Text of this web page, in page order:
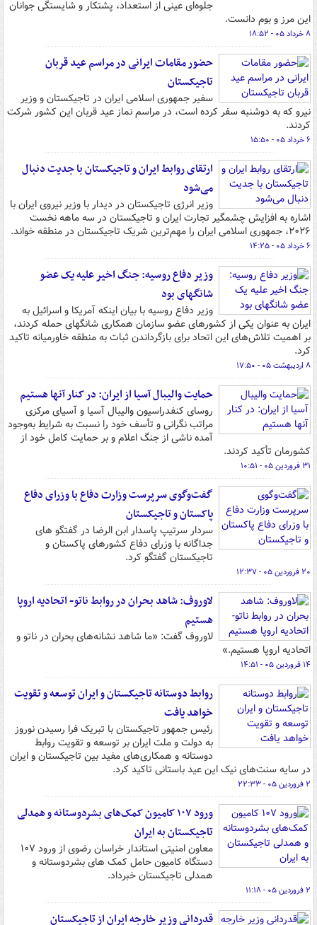
جلوه‌ای عینی از استعداد، پشتکار و شایستگی جوانان
این مرز و بوم دانست.
۸ خرداد ۰۵ - ۱۸:۵۲
حضور مقامات ایرانی در مراسم عید قربان
تاجیکستان
سفیر جمهوری اسلامی ایران در تاجیکستان و وزیر
نیرو که به دوشنبه سفر کرده است، در مراسم نماز عید قربان این کشور شرکت
کردند.
۶ خرداد ۰۵ - ۱۵:۵۰
ارتقای روابط ایران و تاجیکستان با جدیت دنبال
می‌شود
وزیر انرژی تاجیکستان در دیدار با وزیر نیروی ایران با
اشاره به افزایش چشمگیر تجارت ایران و تاجیکستان در سه ماهه نخست
۲۰۲۶، جمهوری اسلامی ایران را مهم‌ترین شریک تاجیکستان در منطقه خواند.
۶ خرداد ۰۵ - ۱۴:۲۵
وزیر دفاع روسیه: جنگ اخیر علیه یک عضو
شانگهای بود
وزیر دفاع روسیه با بیان اینکه آمریکا و اسرائیل به
ایران به عنوان یکی از کشورهای عضو سازمان همکاری شانگهای حمله کردند،
بر اهمیت تلاش‌های این اتحاد برای بازگرداندن ثبات به منطقه خاورمیانه تاکید
کرد.
۸ اردیبهشت ۰۵ - ۱۷:۵۰
حمایت والیبال آسیا از ایران: در کنار آنها هستیم
روسای کنفدراسیون والیبال آسیا و آسیای مرکزی
مراتب نگرانی و تأسف خود را نسبت به شرایط به‌وجود
آمده ناشی از جنگ اعلام و بر حمایت کامل خود از
کشورمان تأکید کردند.
۳۱ فروردین ۰۵ - ۱۰:۵۱
گفت‌وگوی سرپرست وزارت دفاع با وزرای دفاع
پاکستان و تاجیکستان
سردار سرتیپ پاسدار ابن الرضا در گفتگو های
جداگانه با وزرای دفاع کشورهای پاکستان و
تاجیکستان گفتگو کرد.
۲۰ فروردین ۰۵ - ۱۲:۳۷
لاوروف: شاهد بحران در روابط ناتو- اتحادیه اروپا
هستیم
لاوروف گفت: «ما شاهد نشانه‌های بحران در ناتو و
اتحادیه اروپا هستیم.»
۱۴ فروردین ۰۵ - ۱۴:۵۱
روابط دوستانه تاجیکستان و ایران توسعه و تقویت
خواهد یافت
رئیس جمهور تاجیکستان با تبریک فرا رسیدن نوروز
به دولت و ملت ایران بر توسعه و تقویت روابط
دوستانه و همکاری‌های مفید بین تاجیکستان و ایران
در سایه سنت‌های نیک این عید باستانی تاکید کرد.
۲ فروردین ۰۵ - ۲۲:۳۳
ورود ۱۰۷ کامیون کمک‌های بشردوستانه و همدلی
تاجیکستان به ایران
معاون امنیتی استاندار خراسان رضوی از ورود ۱۰۷
دستگاه کامیون حامل کمک های بشردوستانه و
همدلی تاجیکستان خبرداد.
۲ فروردین ۰۵ - ۱۱:۱۸
قدردانی وزیر خارجه ایران از تاجیکستان